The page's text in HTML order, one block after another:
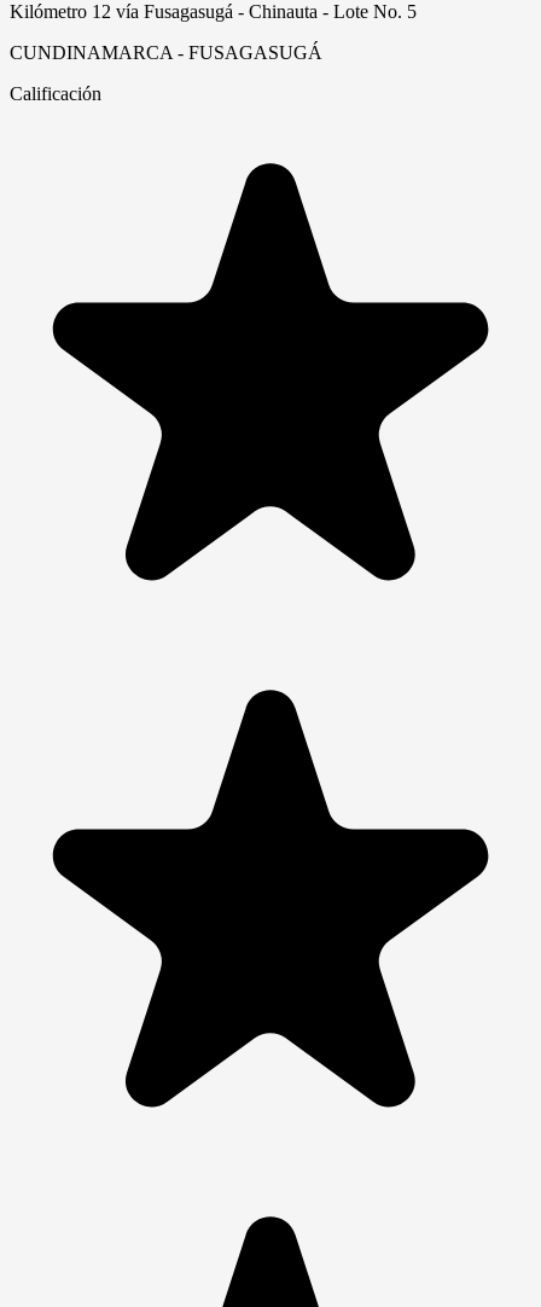
Kilómetro 12 vía Fusagasugá - Chinauta - Lote No. 5
CUNDINAMARCA - FUSAGASUGÁ
Calificación